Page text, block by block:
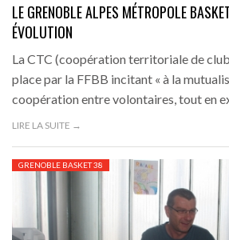
LE GRENOBLE ALPES MÉTROPOLE
ÉVOLUTION
La CTC (coopération territoriale de
place par la FFBB incitant « à la
coopération entre volontaires, tout en
LIRE LA SUITE →
GRENOBLE BASKET 38